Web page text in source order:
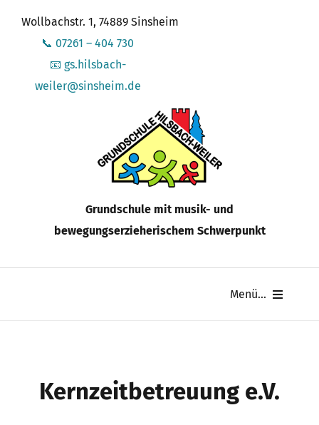
Wollbachstr. 1, 74889 Sinsheim
📞 07261 – 404 730
📧 gs.hilsbach-
weiler@sinsheim.de
Grundschule mit musik- und
bewegungserzieherischem Schwerpunkt
Menü...
Kernzeitbetreuung e.V.